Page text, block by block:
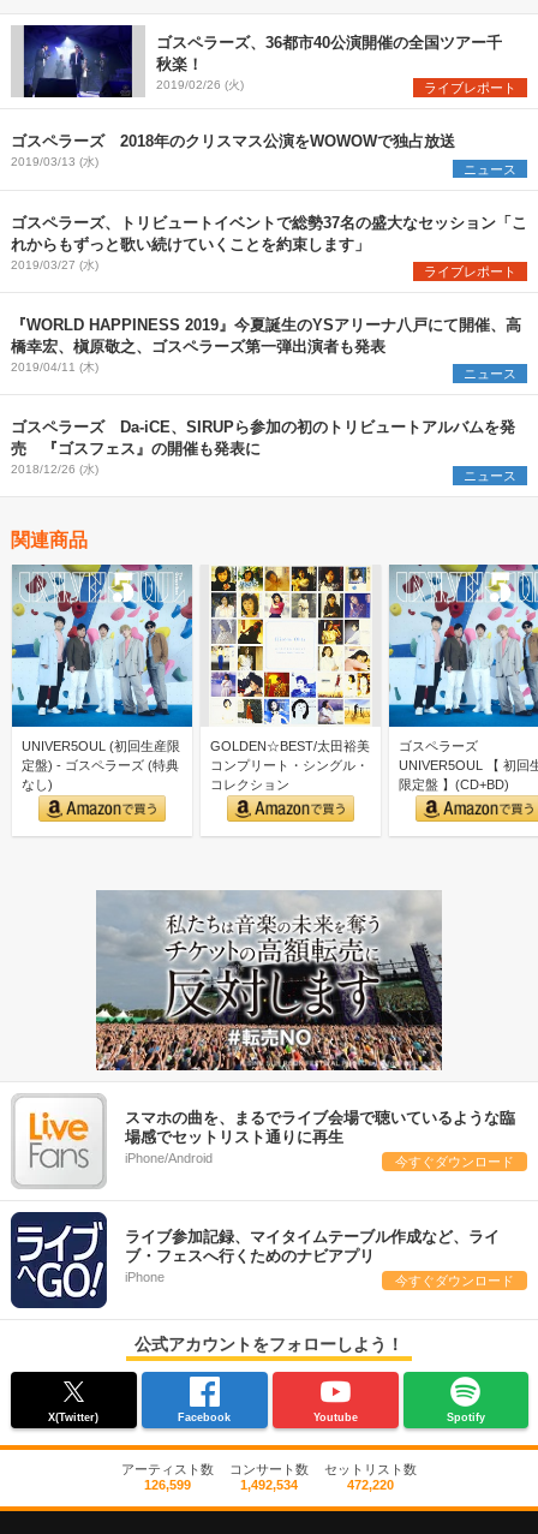
ゴスペラーズ、36都市40公演開催の全国ツアー千
秋楽！
2019/02/26 (火) ライブレポート
ゴスペラーズ 2018年のクリスマス公演をWOWOWで独占放送
2019/03/13 (水) ニュース
ゴスペラーズ、トリビュートイベントで総勢37名の盛大なセッション「こ
れからもずっと歌い続けていくことを約束します」
2019/03/27 (水) ライブレポート
『WORLD HAPPINESS 2019』今夏誕生のYSアリーナ八戸にて開催、高
橋幸宏、槇原敬之、ゴスペラーズ第一弾出演者も発表
2019/04/11 (木) ニュース
ゴスペラーズ Da-iCE、SIRUPら参加の初のトリビュートアルバムを発
売 『ゴスフェス』の開催も発表に
2018/12/26 (水) ニュース
関連商品
UNIVER5OUL (初回生産限
定盤) - ゴスペラーズ (特典
なし)
GOLDEN☆BEST/太田裕美
コンプリート・シングル・
コレクション
ゴスペラーズ
UNIVER5OUL 【 初回
限定盤 】(CD+BD)
スマホの曲を、まるでライブ会場で聴いているような臨
場感でセットリスト通りに再生
iPhone/Android 今すぐダウンロード
ライブ参加記録、マイタイムテーブル作成など、ライ
ブ・フェスへ行くためのナビアプリ
iPhone 今すぐダウンロード
公式アカウントをフォローしよう！
X(Twitter) Facebook Youtube Spotify
アーティスト数
126,599
コンサート数
1,492,534
セットリスト数
472,220